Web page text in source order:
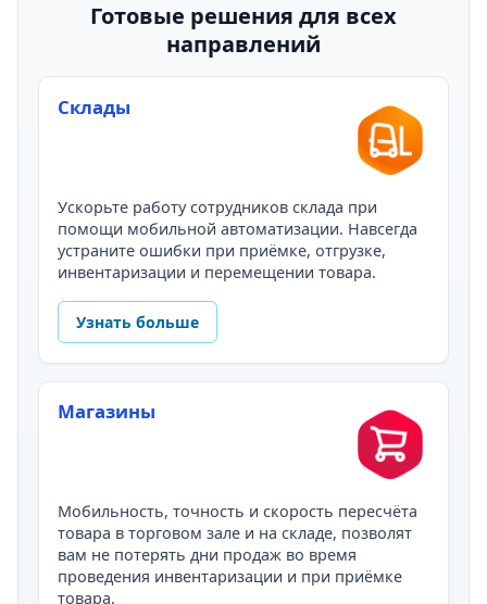
Готовые решения для всех
направлений
Склады
Ускорьте работу сотрудников склада при
помощи мобильной автоматизации. Навсегда
устраните ошибки при приёмке, отгрузке,
инвентаризации и перемещении товара.
Узнать больше
Магазины
Мобильность, точность и скорость пересчёта
товара в торговом зале и на складе, позволят
вам не потерять дни продаж во время
проведения инвентаризации и при приёмке
товара.